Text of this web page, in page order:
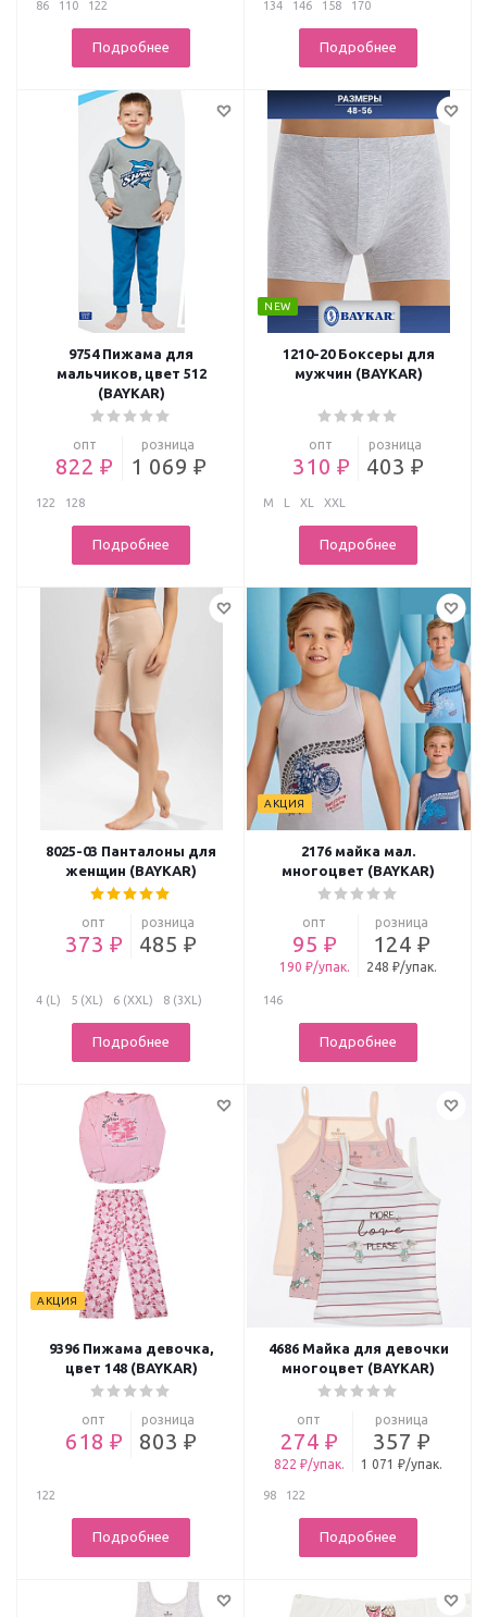
86 110 122
Подробнее
134 146 158 170
Подробнее
9754 Пижама для
мальчиков, цвет 512
(BAYKAR)
опт
822 ₽
розница
1 069 ₽
122 128
Подробнее
NEW
1210-20 Боксеры для
мужчин (BAYKAR)
опт
310 ₽
розница
403 ₽
M L XL XXL
Подробнее
8025-03 Панталоны для
женщин (BAYKAR)
опт
373 ₽
розница
485 ₽
4 (L) 5 (XL) 6 (XXL) 8 (3XL)
Подробнее
АКЦИЯ
2176 майка мал.
многоцвет (BAYKAR)
опт
95 ₽
190 ₽/упак.
розница
124 ₽
248 ₽/упак.
146
Подробнее
АКЦИЯ
9396 Пижама девочка,
цвет 148 (BAYKAR)
опт
618 ₽
розница
803 ₽
122
Подробнее
4686 Майка для девочки
многоцвет (BAYKAR)
опт
274 ₽
822 ₽/упак.
розница
357 ₽
1 071 ₽/упак.
98 122
Подробнее